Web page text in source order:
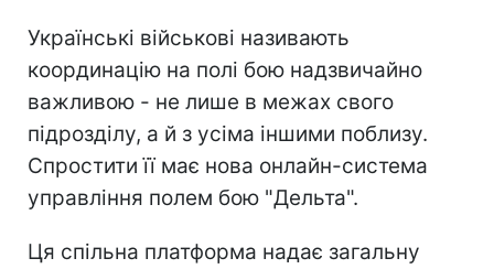
Українські військові називають
координацію на полі бою надзвичайно
важливою - не лише в межах свого
підрозділу, а й з усіма іншими поблизу.
Спростити її має нова онлайн-система
управління полем бою "Дельта".
Ця спільна платформа надає загальну